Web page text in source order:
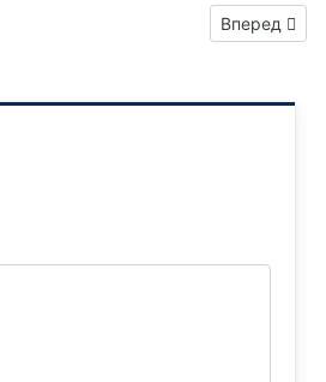
Следующий:
Вперед